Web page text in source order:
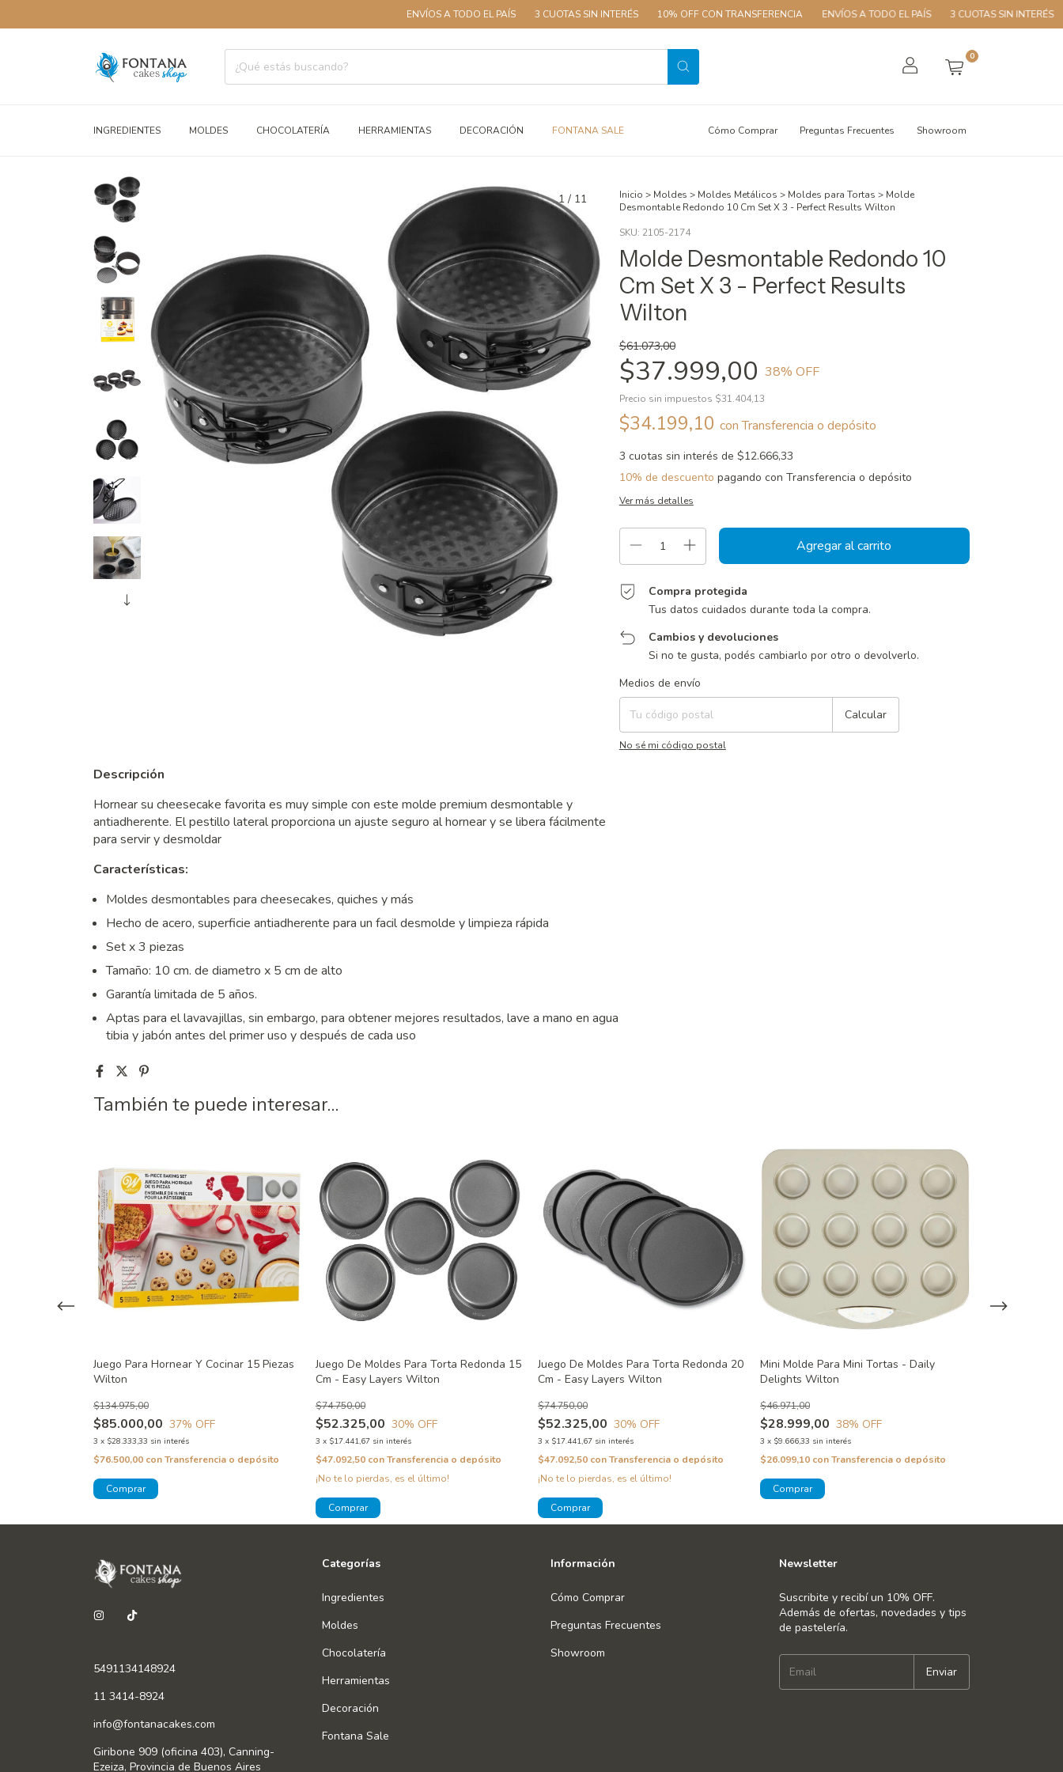
ENVÍOS A TODO EL PAÍS 3 CUOTAS SIN INTERÉS 10% OFF CON TRANSFERENCIA ENVÍOS A TODO EL PAÍS 3 CUOTAS SIN INTERÉS
0
INGREDIENTES MOLDES CHOCOLATERÍA HERRAMIENTAS DECORACIÓN FONTANA SALE Cómo Comprar Preguntas Frecuentes Showroom
1 / 11 Inicio > Moldes > Moldes Metálicos > Moldes para Tortas > Molde
Desmontable Redondo 10 Cm Set X 3 - Perfect Results Wilton
SKU: 2105-2174
Molde Desmontable Redondo 10
Cm Set X 3 - Perfect Results
Wilton
$61.073,00
$37.999,00 38% OFF
Precio sin impuestos $31.404,13
$34.199,10 con Transferencia o depósito
3 cuotas sin interés de $12.666,33
10% de descuento pagando con Transferencia o depósito
Ver más detalles
Compra protegida
Tus datos cuidados durante toda la compra.
Cambios y devoluciones
Si no te gusta, podés cambiarlo por otro o devolverlo.
Entregas para el CP:
Medios de envío
Calcular
No sé mi código postal
Descripción
Hornear su cheesecake favorita es muy simple con este molde premium desmontable y
antiadherente. El pestillo lateral proporciona un ajuste seguro al hornear y se libera fácilmente
para servir y desmoldar
Características:
Moldes desmontables para cheesecakes, quiches y más
Hecho de acero, superficie antiadherente para un facil desmolde y limpieza rápida
Set x 3 piezas
Tamaño: 10 cm. de diametro x 5 cm de alto
Garantía limitada de 5 años.
Aptas para el lavavajillas, sin embargo, para obtener mejores resultados, lave a mano en agua
tibia y jabón antes del primer uso y después de cada uso
También te puede interesar...
Juego Para Hornear Y Cocinar 15 Piezas
Wilton
$85.000,00
$134.975,00
37% OFF
3 x $28.333,33 sin interés
$76.500,00 conTransferencia o depósito
Juego De Moldes Para Torta Redonda 15
Cm - Easy Layers Wilton
$52.325,00
$74.750,00
30% OFF
3 x $17.441,67 sin interés
$47.092,50 conTransferencia o depósito
¡No te lo pierdas, es el último!
Juego De Moldes Para Torta Redonda 20
Cm - Easy Layers Wilton
$52.325,00
$74.750,00
30% OFF
3 x $17.441,67 sin interés
$47.092,50 conTransferencia o depósito
¡No te lo pierdas, es el último!
Mini Molde Para Mini Tortas - Daily
Delights Wilton
$28.999,00
$46.971,00
38% OFF
3 x $9.666,33 sin interés
$26.099,10 conTransferencia o depósito
5491134148924
11 3414-8924
info@fontanacakes.com
Giribone 909 (oficina 403), Canning-
Ezeiza, Provincia de Buenos Aires
Categorías
Ingredientes
Moldes
Chocolatería
Herramientas
Decoración
Fontana Sale
Información
Cómo Comprar
Preguntas Frecuentes
Showroom
Newsletter
Suscribite y recibí un 10% OFF.
Además de ofertas, novedades y tips
de pastelería.